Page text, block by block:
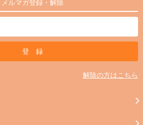
メルマガ登録・解除
解除の方はこちら